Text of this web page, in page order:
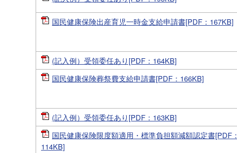
国民健康保険出産育児一時金支給申請書[PDF：167KB]
(記入例）受領委任あり[PDF：164KB]
国民健康保険葬祭費支給申請書[PDF：166KB]
(記入例）受領委任あり[PDF：163KB]
国民健康保険限度額適用・標準負担額減額認定書[PDF：
114KB]